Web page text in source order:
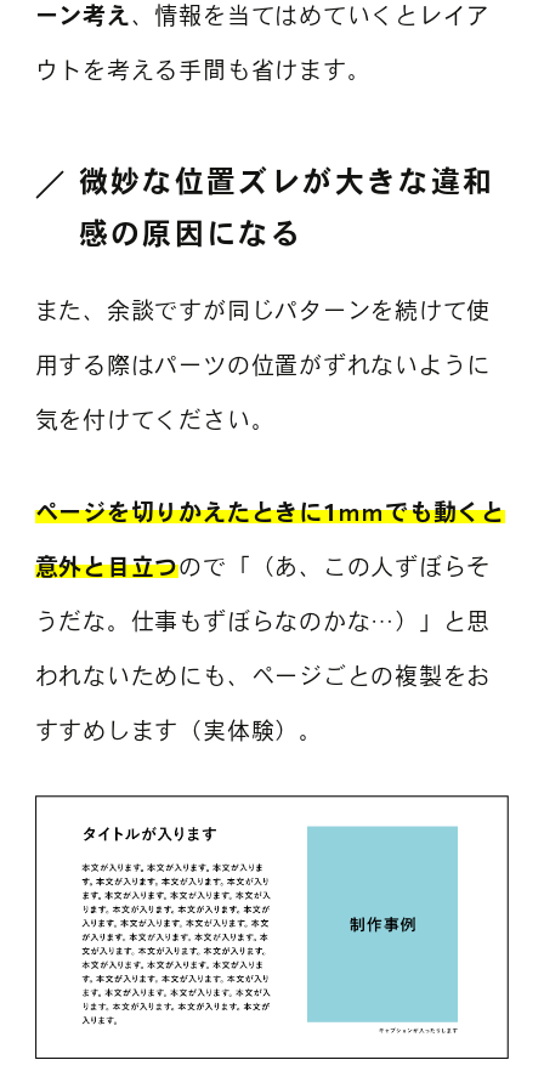
ーン考え 、情報を当てはめていくとレイア
ウトを考える手間も省けます。
微妙な位置ズレが大きな違和
感の原因になる
また、余談ですが同じパターンを続けて使
用する際はパーツの位置がずれないように
気を付けてください。
ページを切りかえたときに1ｍｍでも動くと
意外と目立つので「（あ、この人ずぼらそ
うだな。仕事もずぼらなのかな…）」と思
われないためにも、ページごとの複製をお
すすめします（実体験）。